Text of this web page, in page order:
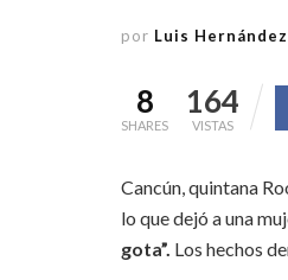
por Luis Hernández
8
SHARES
164
VISTAS
Cancún, quintana
lo que dejó a una
gota”. Los hechos